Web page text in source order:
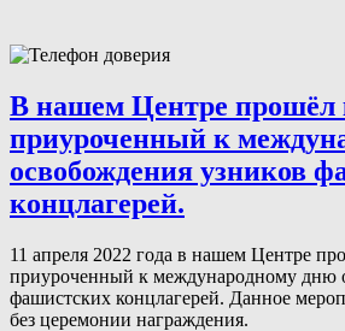
В нашем Центре прошёл
приуроченный к
освобождения узников
концлагерей.
11 апреля 2022 года в нашем Центре
приуроченный к международному дню
фашистских концлагерей. Данное
без церемонии награждения.